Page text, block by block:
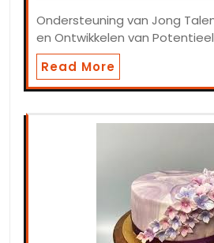
Ondersteuning van Jong
en Ontwikkelen van
Read More